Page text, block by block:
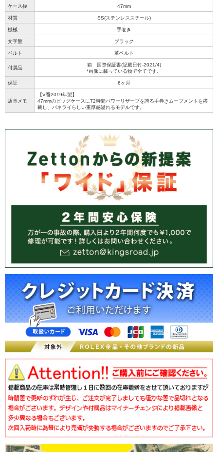
ケース径 47mm
材質 SS(ステンレススチール)
機械 手巻き
文字盤 ブラック
ベルト 革ベルト
付属品
箱 国際保証書(記載日付-2021/4)
*画像に載っている物で全てです。
保証 6ヶ月
店長メモ
【V番2019年製】
47mmのビッグケースに72時間パワーリザーブを誇る手巻きムーブメントを搭
載し、パネライらしい重厚感溢れるモデルです。